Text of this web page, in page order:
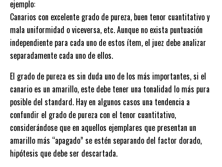
ejemplo:
Canarios con excelente grado de pureza, buen tenor cuantitativo y
mala uniformidad o viceversa, etc. Aunque no exista puntuación
independiente para cada uno de estos ítem, el juez debe analizar
separadamente cada uno de ellos.
El grado de pureza es sin duda uno de los más importantes, si el
canario es un amarillo, este debe tener una tonalidad lo más pura
posible del standard. Hay en algunos casos una tendencia a
confundir el grado de pureza con el tenor cuantitativo,
considerándose que en aquellos ejemplares que presentan un
amarillo más “apagado” se estén separando del factor dorado,
hipótesis que debe ser descartada.